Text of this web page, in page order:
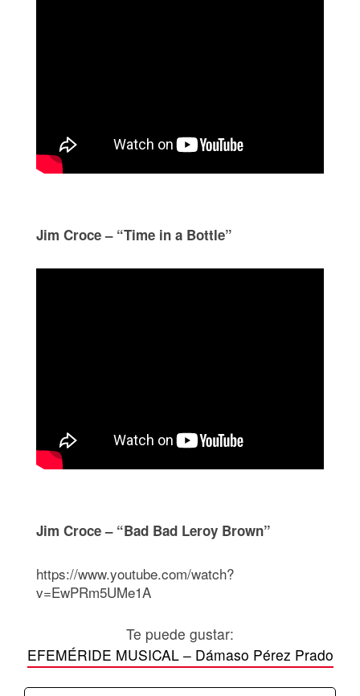
Jim Croce – “Time in a Bottle”
Jim Croce – “Bad Bad Leroy Brown”
https://www.youtube.com/watch?
v=EwPRm5UMe1A
Te puede gustar:
EFEMÉRIDE MUSICAL – Dámaso Pérez Prado